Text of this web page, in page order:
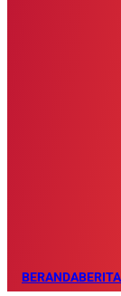
BERANDABERITA